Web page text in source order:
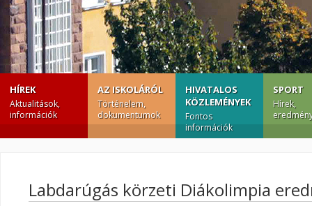
HÍREK
Aktualitások,
információk
AZ ISKOLÁRÓL
Történelem,
dokumentumok
HIVATALOS
KÖZLEMÉNYEK
Fontos
információk
SPORT
Hírek,
Labdarúgás körzeti Diákolimpia